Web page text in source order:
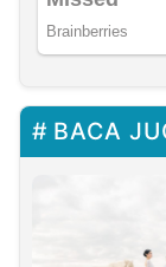
BACA